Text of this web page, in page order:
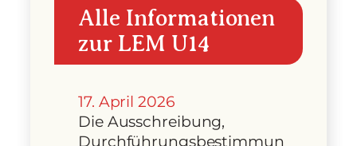
Alle Informationen
zur LEM U14
17. April 2026
Die Ausschreibung,
Durchführungsbestimmun